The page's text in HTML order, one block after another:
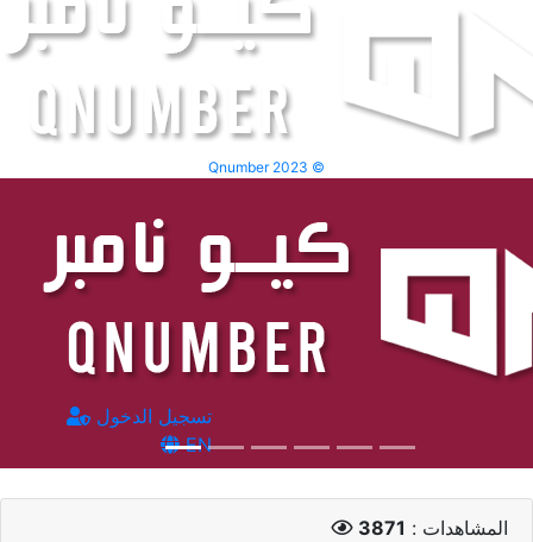
Qnumber 2023 ©
تسجيل الدخول
EN
المشاهدات : 3871